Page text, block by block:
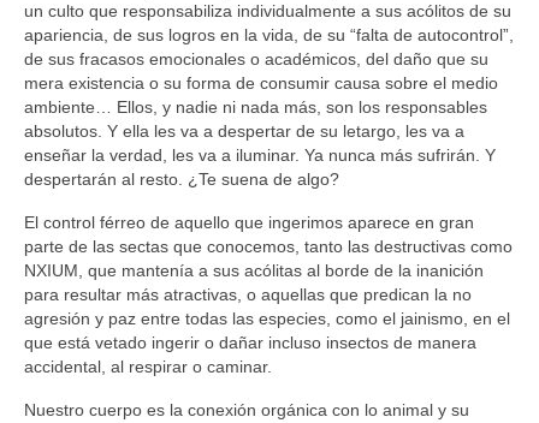
un culto que responsabiliza individualmente a sus acólitos de su
apariencia, de sus logros en la vida, de su “falta de autocontrol”,
de sus fracasos emocionales o académicos, del daño que su
mera existencia o su forma de consumir causa sobre el medio
ambiente… Ellos, y nadie ni nada más, son los responsables
absolutos. Y ella les va a despertar de su letargo, les va a
enseñar la verdad, les va a iluminar. Ya nunca más sufrirán. Y
despertarán al resto. ¿Te suena de algo?
El control férreo de aquello que ingerimos aparece en gran
parte de las sectas que conocemos, tanto las destructivas como
NXIUM, que mantenía a sus acólitas al borde de la inanición
para resultar más atractivas, o aquellas que predican la no
agresión y paz entre todas las especies, como el jainismo, en el
que está vetado ingerir o dañar incluso insectos de manera
accidental, al respirar o caminar.
Nuestro cuerpo es la conexión orgánica con lo animal y su